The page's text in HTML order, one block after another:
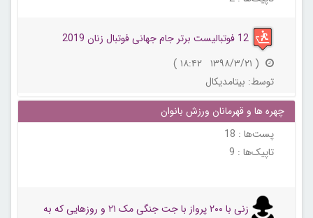
12 فوتبالیست برتر جام جهانی فوتبال زنان 2019
( ۱۳۹۸/۳/۲۱ ۱۸:۴۲ )
توسط: بیتامدیکال
چهره ها و قهرمانان ورزش بانوان
پست‌ها : 18
تاپیک‌ها : 9
زنی با ۲۰۰ پرواز با جت جنگی مک ۲۱ و روزهایی که به